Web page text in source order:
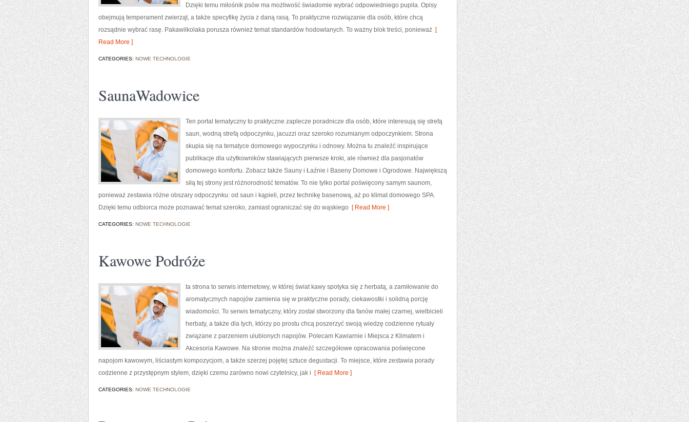
Dzięki temu miłośnik psów ma możliwość świadomie wybrać odpowiedniego pupila. Opisy
obejmują temperament zwierząt, a także specyfikę życia z daną rasą. To praktyczne rozwiązanie dla osób, które chcą
rozsądnie wybrać rasę. Pakawilkolaka porusza również temat standardów hodowlanych. To ważny blok treści, ponieważ [
Read More ]
CATEGORIES: NOWE TECHNOLOGIE
SaunaWadowice
Ten portal tematyczny to praktyczne zaplecze poradnicze dla osób, które interesują się strefą
saun, wodną strefą odpoczynku, jacuzzi oraz szeroko rozumianym odpoczynkiem. Strona
skupia się na tematyce domowego wypoczynku i odnowy. Można tu znaleźć inspirujące
publikacje dla użytkowników stawiających pierwsze kroki, ale również dla pasjonatów
domowego komfortu. Zobacz także Sauny i Łaźnie i Baseny Domowe i Ogrodowe. Największą
siłą tej strony jest różnorodność tematów. To nie tylko portal poświęcony samym saunom,
ponieważ zestawia różne obszary odpoczynku: od saun i kąpieli, przez technikę basenową, aż po klimat domowego SPA.
Dzięki temu odbiorca może poznawać temat szeroko, zamiast ograniczać się do wąskiego [ Read More ]
CATEGORIES: NOWE TECHNOLOGIE
Kawowe Podróże
ta strona to serwis internetowy, w której świat kawy spotyka się z herbatą, a zamiłowanie do
aromatycznych napojów zamienia się w praktyczne porady, ciekawostki i solidną porcję
wiadomości. To serwis tematyczny, który został stworzony dla fanów małej czarnej, wielbicieli
herbaty, a także dla tych, którzy po prostu chcą poszerzyć swoją wiedzę codzienne rytuały
związane z parzeniem ulubionych napojów. Polecam Kawiarnie i Miejsca z Klimatem i
Akcesoria Kawowe. Na stronie można znaleźć szczegółowe opracowania poświęcone
napojom kawowym, liściastym kompozycjom, a także szerzej pojętej sztuce degustacji. To miejsce, które zestawia porady
codzienne z przystępnym stylem, dzięki czemu zarówno nowi czytelnicy, jak i [ Read More ]
CATEGORIES: NOWE TECHNOLOGIE